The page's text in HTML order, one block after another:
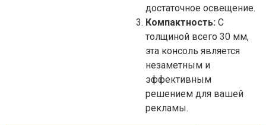
достаточное освещение.
Компактность: С
толщиной всего 30 мм,
эта консоль является
незаметным и
эффективным
решением для вашей
рекламы.